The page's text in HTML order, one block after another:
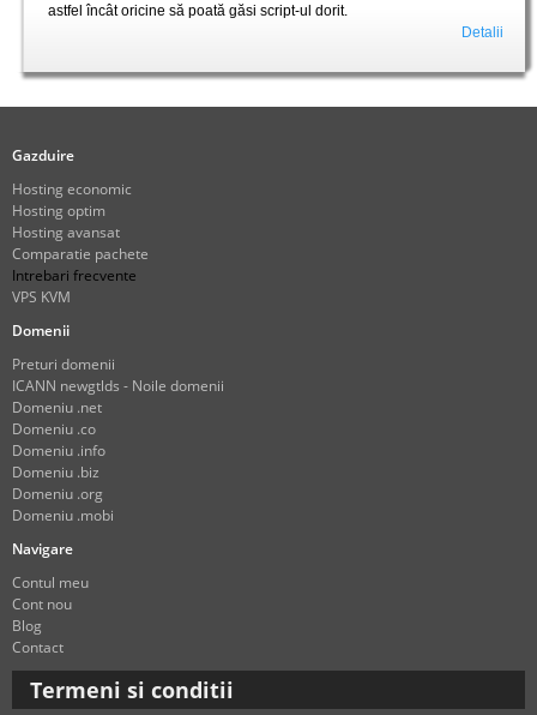
astfel încât oricine să poată găsi script-ul dorit.
Detalii
Gazduire
Hosting economic
Hosting optim
Hosting avansat
Comparatie pachete
Intrebari frecvente
VPS KVM
Domenii
Preturi domenii
ICANN newgtlds - Noile domenii
Domeniu .net
Domeniu .co
Domeniu .info
Domeniu .biz
Domeniu .org
Domeniu .mobi
Navigare
Contul meu
Cont nou
Blog
Contact
Termeni si conditii